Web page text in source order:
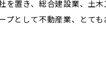
を置き、総合建設業、土
プとして不動産業、とて